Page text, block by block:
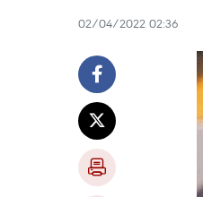
02/04/2022 02:36